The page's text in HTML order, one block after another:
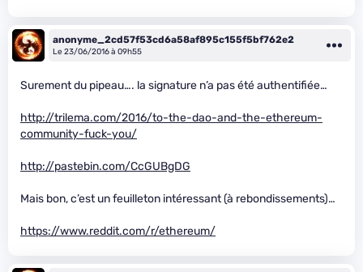
anonyme_2cd57f53cd6a58af895c155f5bf762e2
Le 23/06/2016 à 09h55
Surement du pipeau…. la signature n’a pas été authentifiée…
http://trilema.com/2016/to-the-dao-and-the-ethereum-
community-fuck-you/
http://pastebin.com/CcGUBgDG
Mais bon, c’est un feuilleton intéressant (à rebondissements)…
https://www.reddit.com/r/ethereum/